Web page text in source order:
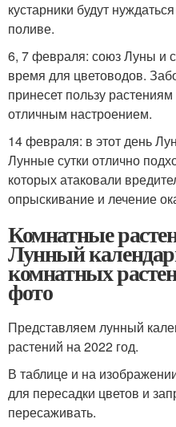
кустарники будут
поливе.
6, 7 февраля: союз Луны и
время для цветоводов.
принесет пользу
отличным настроением.
14 февраля: в этот день
Лунные сутки отлично
которых атаковали
опрыскивание и лечение
Комнатные
Лунный
комнатных
фото
Представляем лунный
растений на 2022 год.
В таблице и на
для пересадки цветов и
пересаживать.